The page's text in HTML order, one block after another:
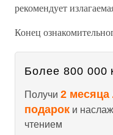
рекомендует
Конец
Более 800 000
Получи 2 месяца
подарок и
чтением